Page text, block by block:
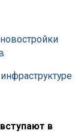
в